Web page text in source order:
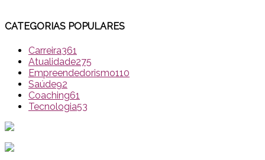
CATEGORIAS POPULARES
Carreira361
Atualidade275
Empreendedorismo110
Saúde92
Coaching61
Tecnologia53